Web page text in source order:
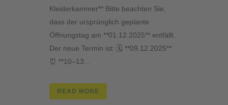
Kleiderkammer** Bitte beachten Sie,
dass der ursprünglich geplante
Öffnungstag am **01.12.2025** entfällt.
Der neue Termin ist: 🗓 **09.12.2025**
⏰ **10–13...
READ MORE